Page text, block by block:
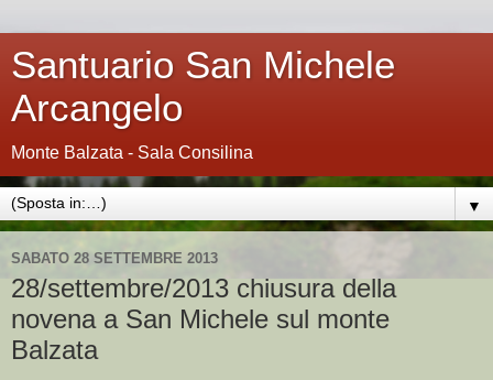
Santuario San Michele
Arcangelo
Monte Balzata - Sala Consilina
▼
SABATO 28 SETTEMBRE 2013
28/settembre/2013 chiusura della
novena a San Michele sul monte
Balzata